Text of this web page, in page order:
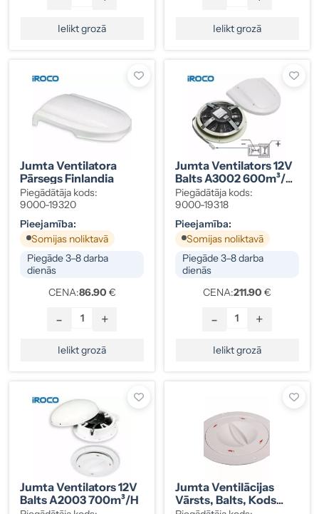
Ielikt grozā Ielikt grozā
Jumta Ventilatora
Pārsegs Finlandia
Piegādātāja kods:
9000-19320
Pieejamība:
Somijas noliktavā
Piegāde 3–8 darba
dienās
CENA:86.90 €
- +
Ielikt grozā
Jumta Ventilators 12V
Balts A3002 600m³/h
318x72mm
Piegādātāja kods:
9000-19318
Pieejamība:
Somijas noliktavā
Piegāde 3–8 darba
dienās
CENA:211.90 €
- +
Ielikt grozā
Jumta Ventilators 12V
Balts A2003 700m³/h
Jumta Ventilācijas
Vārsts, Balts, Kods